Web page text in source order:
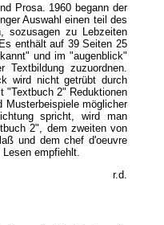
Prosa. 1960 begann der
Auswahl einen teil des
sozusagen zu Lebzeiten
enthält auf 39 Seiten 25
und im "augenblick"
zuzuordnen.
wird nicht getrübt durch
"Textbuch 2" Reduktionen
möglicher
spricht, wird man
2", dem zweiten von
und dem chef d'oeuvre
empfiehlt.
r.d.